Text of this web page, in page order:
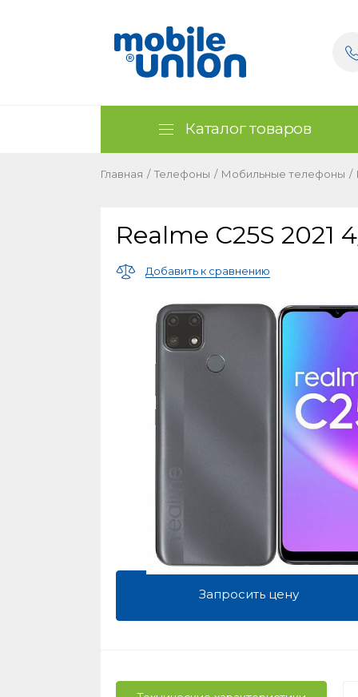
Каталог товаров
Главная / Телефоны / Мобильные телефоны /
Realme C25S 2021
Добавить к сравнению
Запросить цену